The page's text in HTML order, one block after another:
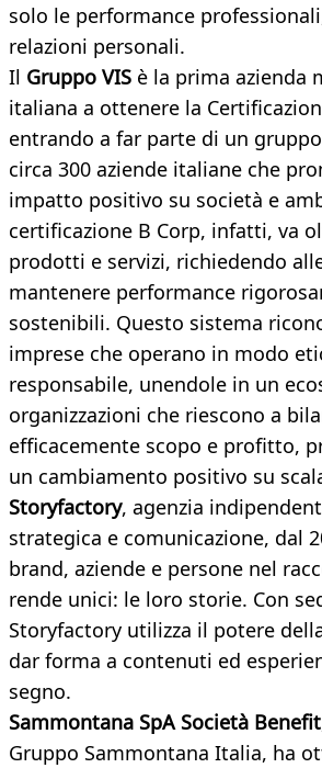
solo le performance
relazioni personali.
Il Gruppo VIS è la prima azienda
italiana a ottenere la
entrando a far parte di un
circa 300 aziende italiane che
impatto positivo su società e
certificazione B Corp, infatti, va
prodotti e servizi, richiedendo
mantenere performance
sostenibili. Questo sistema
imprese che operano in modo
responsabile, unendole in un
organizzazioni che riescono a
efficacemente scopo e profitto,
un cambiamento positivo su
Storyfactory, agenzia
strategica e comunicazione, dal
brand, aziende e persone nel
rende unici: le loro storie. Con
Storyfactory utilizza il potere
dar forma a contenuti ed
segno.
Sammontana SpA Società Benefit
Gruppo Sammontana Italia, ha